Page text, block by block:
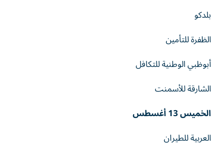
بلدكو
الظفرة للتأمين
أبوظبي الوطنية للتكافل
الشارقة للأسمنت
الخميس 13 أغسطس
العربية للطيران